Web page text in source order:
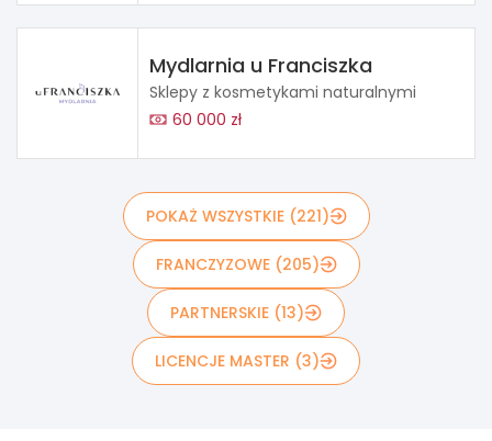
Mydlarnia u Franciszka
Sklepy z kosmetykami naturalnymi
60 000 zł
POKAŻ WSZYSTKIE (221)
FRANCZYZOWE (205)
PARTNERSKIE (13)
LICENCJE MASTER (3)